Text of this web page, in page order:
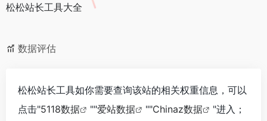
松松站长工具大全
数据评估
松松站长工具如你需要查询该站的相关权重信息，可以
点击"5118数据 ""爱站数据 ""Chinaz数据
"进入；